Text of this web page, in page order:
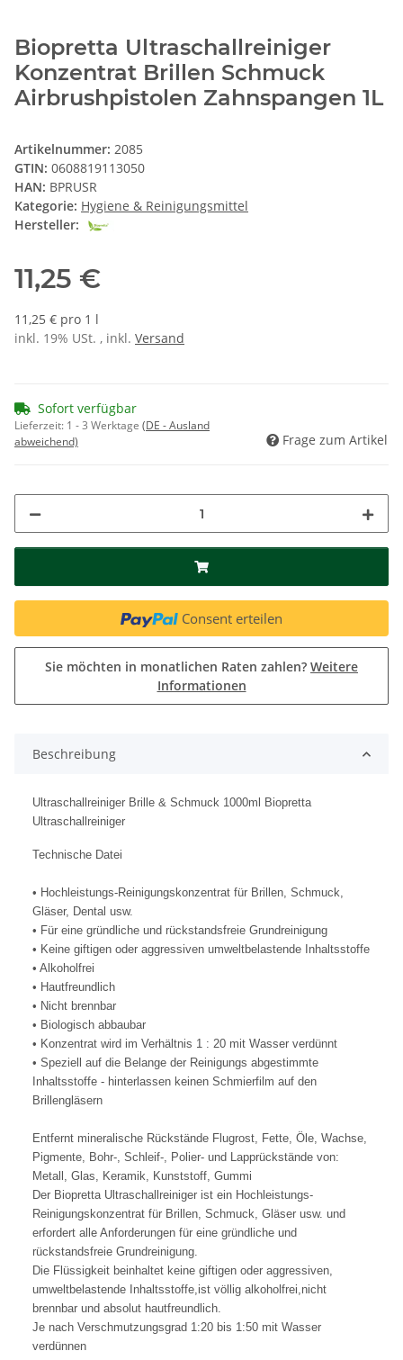
Biopretta Ultraschallreiniger
Konzentrat Brillen Schmuck
Airbrushpistolen Zahnspangen 1L
Artikelnummer: 2085
GTIN: 0608819113050
HAN: BPRUSR
Kategorie: Hygiene & Reinigungsmittel
Hersteller:
11,25 €
11,25 € pro 1 l
inkl. 19% USt. , inkl. Versand
Sofort verfügbar
Lieferzeit: 1 - 3 Werktage (DE - Ausland
abweichend)
Frage zum Artikel
Consent erteilen
Sie möchten in monatlichen Raten zahlen? Weitere
Informationen
Beschreibung
Ultraschallreiniger Brille & Schmuck 1000ml Biopretta
Ultraschallreiniger
Technische Datei
• Hochleistungs-Reinigungskonzentrat für Brillen, Schmuck,
Gläser, Dental usw.
• Für eine gründliche und rückstandsfreie Grundreinigung
• Keine giftigen oder aggressiven umweltbelastende Inhaltsstoffe
• Alkoholfrei
• Hautfreundlich
• Nicht brennbar
• Biologisch abbaubar
• Konzentrat wird im Verhältnis 1 : 20 mit Wasser verdünnt
• Speziell auf die Belange der Reinigungs abgestimmte
Inhaltsstoffe - hinterlassen keinen Schmierfilm auf den
Brillengläsern
Entfernt mineralische Rückstände Flugrost, Fette, Öle, Wachse,
Pigmente, Bohr-, Schleif-, Polier- und Lapprückstände von:
Metall, Glas, Keramik, Kunststoff, Gummi
Der Biopretta Ultraschallreiniger ist ein Hochleistungs-
Reinigungskonzentrat für Brillen, Schmuck, Gläser usw. und
erfordert alle Anforderungen für eine gründliche und
rückstandsfreie Grundreinigung.
Die Flüssigkeit beinhaltet keine giftigen oder aggressiven,
umweltbelastende Inhaltsstoffe,ist völlig alkoholfrei,nicht
brennbar und absolut hautfreundlich.
Je nach Verschmutzungsgrad 1:20 bis 1:50 mit Wasser
verdünnen